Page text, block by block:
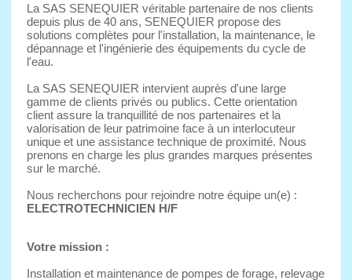
La SAS SENEQUIER véritable partenaire de nos clients
depuis plus de 40 ans, SENEQUIER propose des
solutions complètes pour l'installation, la maintenance, le
dépannage et l'ingénierie des équipements du cycle de
l'eau.
La SAS SENEQUIER intervient auprès d'une large
gamme de clients privés ou publics. Cette orientation
client assure la tranquillité de nos partenaires et la
valorisation de leur patrimoine face à un interlocuteur
unique et une assistance technique de proximité. Nous
prenons en charge les plus grandes marques présentes
sur le marché.
Nous recherchons pour rejoindre notre équipe un(e) :
ELECTROTECHNICIEN H/F
Votre mission :
Installation et maintenance de pompes de forage, relevage